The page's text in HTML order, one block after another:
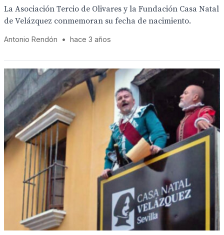
La Asociación Tercio de Olivares y la Fundación Casa Natal
de Velázquez conmemoran su fecha de nacimiento.
Antonio Rendón • hace 3 años